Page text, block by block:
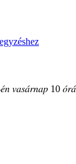
10 𝑜́𝑟𝑎́𝑡𝑜́𝑙